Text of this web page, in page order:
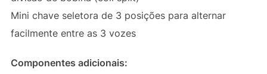
Mini chave seletora de 3 posições para alternar
facilmente entre as 3 vozes
Componentes adicionais: